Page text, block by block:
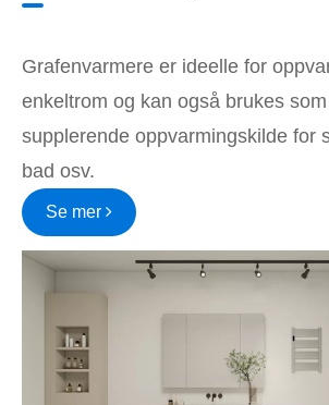
Grafenvarmere er ideelle for
enkeltrom og kan også brukes
supplerende oppvarmingskilde for
bad osv.
Se mer